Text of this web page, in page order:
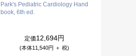
Park's Pediatric Cardiology Hand
book, 6th ed.
定価12,694円
(本体11,540円 ＋ 税)